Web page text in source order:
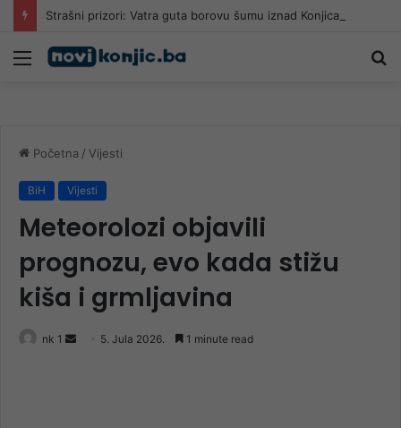
Strašni prizori: Vatra guta borovu šumu iznad Konjica
Meni
Početna / Vijesti
BiH Vijesti
Meteorolozi objavili
prognozu, evo kada stižu
kiša i grmljavina
nk 1
Send 5. Jula 2026. 1 minute read